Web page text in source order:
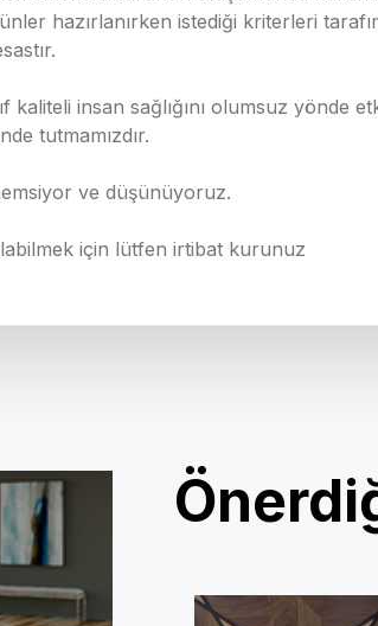
hazırlanırken istediği kriterleri
kaliteli insan sağlığını olumsuz yönde
tutmamızdır.
ve düşünüyoruz.
için lütfen irtibat kurunuz